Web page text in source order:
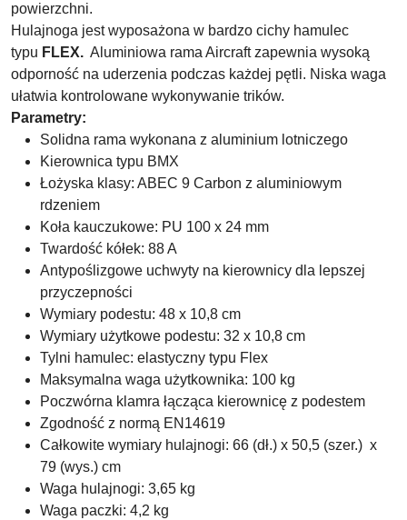
powierzchni.
Hulajnoga jest wyposażona w bardzo cichy hamulec
typu FLEX. Aluminiowa rama Aircraft zapewnia wysoką
odporność na uderzenia podczas każdej pętli. Niska waga
ułatwia kontrolowane wykonywanie trików.
Parametry:
Solidna rama wykonana z aluminium lotniczego
Kierownica typu BMX
Łożyska klasy: ABEC 9 Carbon z aluminiowym
rdzeniem
Koła kauczukowe: PU 100 x 24 mm
Twardość kółek: 88 A
Antypoślizgowe uchwyty na kierownicy dla lepszej
przyczepności
Wymiary podestu: 48 x 10,8 cm
Wymiary użytkowe podestu: 32 x 10,8 cm
Tylni hamulec: elastyczny typu Flex
Maksymalna waga użytkownika: 100 kg
Poczwórna klamra łącząca kierownicę z podestem
Zgodność z normą EN14619
Całkowite wymiary hulajnogi: 66 (dł.) x 50,5 (szer.) x
79 (wys.) cm
Waga hulajnogi: 3,65 kg
Waga paczki: 4,2 kg